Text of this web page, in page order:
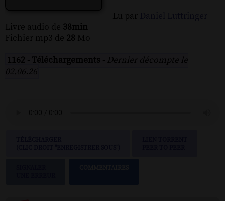
Lu par
Livre audio de 38min
Fichier mp3 de 28 Mo
1162 - Téléchargements - Dernier décompte le
02.06.26